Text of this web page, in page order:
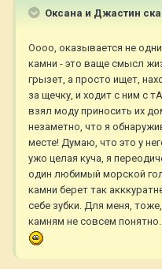
Оксана и Джастин
Оооо, оказывается не
камни - это ваще смысл
грызет, а просто ищет,
за щечку, и ходит с ним
взял моду приносить их
незаметно, что я
месте! Думаю, что это у
ужо целая куча, я
один любимый морской
камни берет так
себе зубки. Для меня,
камням не совсем